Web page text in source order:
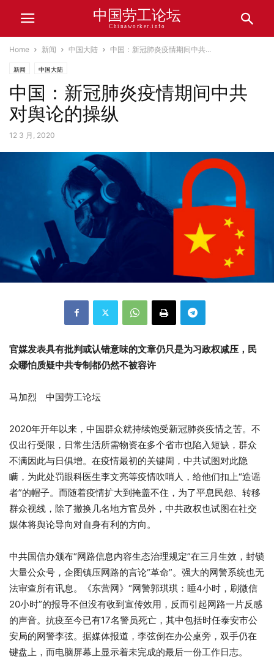
中国劳工论坛
Chinaworker.info
Home 新闻 中国大陆 中国：新冠肺炎疫情期间中共...
新闻 中国大陆
中国：新冠肺炎疫情期间中共
对舆论的操纵
12 3 月, 2020
官媒发表具有批判或认错意味的文章仍只是为习政权减压，民
众哪怕质疑中共专制都仍然不被容许
马加烈 中国劳工论坛
2020年开年以来，中国群众就持续饱受新冠肺炎疫情之苦。不
仅出行受限，日常生活所需物资在多个省市也陷入短缺，群众
不满因此与日俱增。在疫情最初的关键周，中共试图对此隐
瞒，为此处罚眼科医生李文亮等疫情吹哨人，给他们扣上“造谣
者”的帽子。而随着疫情扩大到掩盖不住，为了平息民怨、转移
群众视线，除了撤换几名地方官员外，中共政权也试图在社交
媒体将舆论导向对自身有利的方向。
中共国信办颁布“网路信息内容生态治理规定”在三月生效，封锁
大量公众号，企图镇压网路的言论“革命”。强大的网警系统也无
法审查所有讯息。《东营网》“网警郭琪琪：睡4小时，刷微信
20小时”的报导不但没有收到宣传效用，反而引起网路一片反感
的声音。抗疫至今已有17名警员死亡，其中包括时任泰安市公
安局的网警李弦。据媒体报道，李弦倒在办公桌旁，双手仍在
键盘上，而电脑屏幕上显示着未完成的最后一份工作日志。